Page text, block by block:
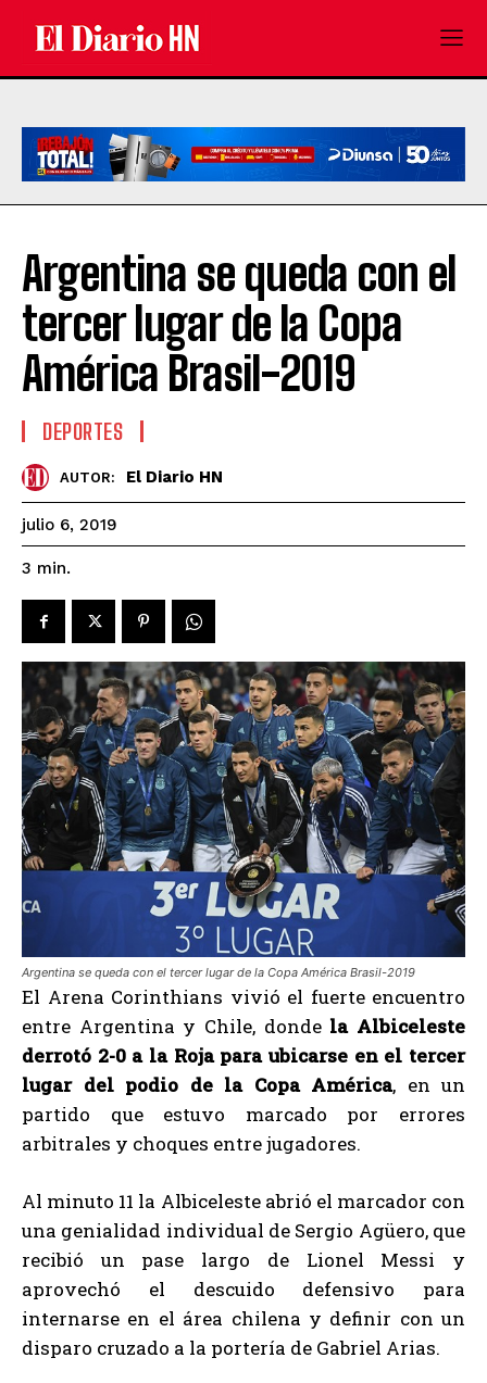
Argentina se queda con el
tercer lugar de la Copa
América Brasil-2019
DEPORTES
AUTOR: El Diario HN
julio 6, 2019
3 min.
Argentina se queda con el tercer lugar de la Copa América Brasil-2019
El Arena Corinthians vivió el fuerte encuentro
entre Argentina y Chile, donde la Albiceleste
derrotó 2-0 a la Roja para ubicarse en el tercer
lugar del podio de la Copa América, en un
partido que estuvo marcado por errores
arbitrales y choques entre jugadores.
Al minuto 11 la Albiceleste abrió el marcador con
una genialidad individual de Sergio Agüero, que
recibió un pase largo de Lionel Messi y
aprovechó el descuido defensivo para
internarse en el área chilena y definir con un
disparo cruzado a la portería de Gabriel Arias.